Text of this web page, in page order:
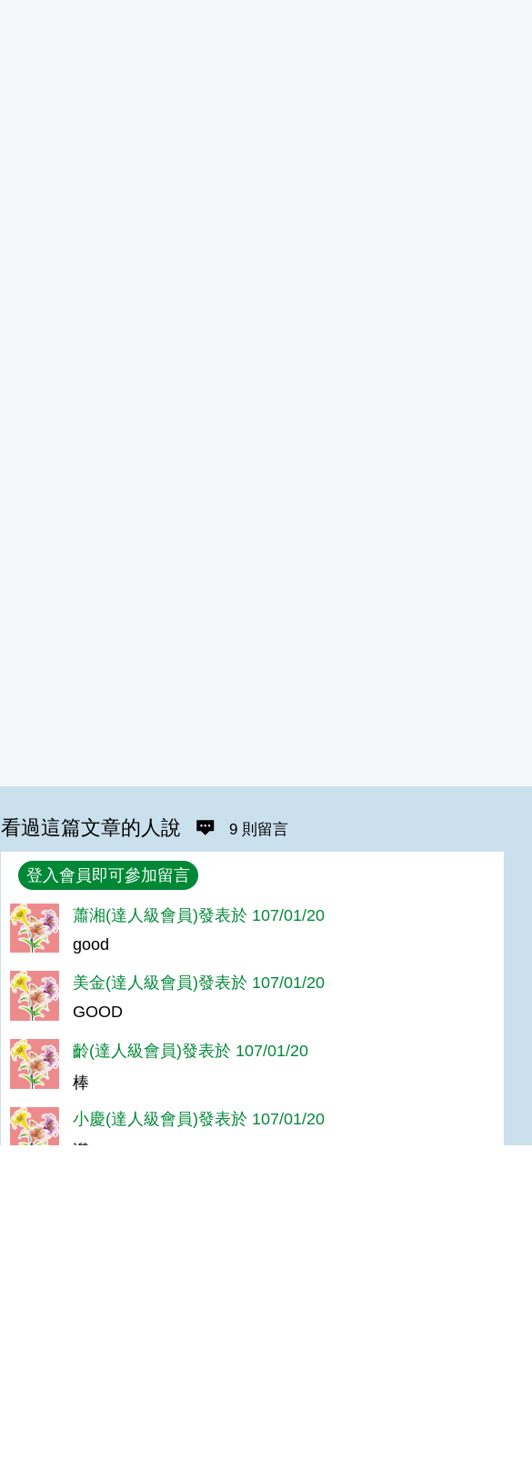
看過這篇文章的人說 9 則留言
回覆
登入會員即可參加留言
蕭湘(達人級會員)發表於 107/01/20
good
美金(達人級會員)發表於 107/01/20
GOOD
齡(達人級會員)發表於 107/01/20
棒
小慶(達人級會員)發表於 107/01/20
讚